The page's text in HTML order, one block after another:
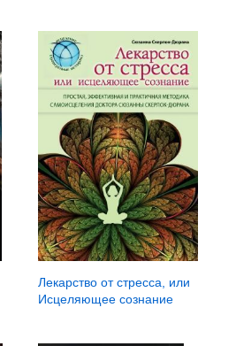
Лекарство от стресса, или
Исцеляющее сознание